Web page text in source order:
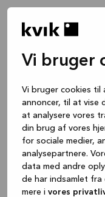
Vi bruger
Vi bruger cookies til
annoncer, til at vise
at analysere vores
din brug af vores
for sociale medier,
analysepartnere.
data med andre
de har indsamlet
mere i vores